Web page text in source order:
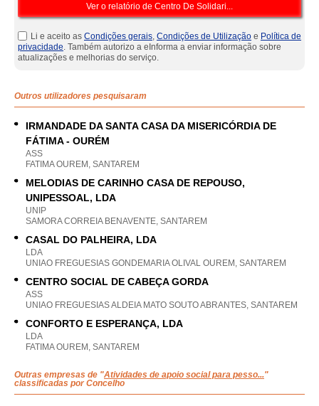
Li e aceito as Condições gerais, Condições de Utilização e Política de
privacidade. Também autorizo a eInforma a enviar informação sobre
atualizações e melhorias do serviço.
Outros utilizadores pesquisaram
IRMANDADE DA SANTA CASA DA MISERICÓRDIA DE
FÁTIMA - OURÉM
ASS
FATIMA OUREM, SANTAREM
MELODIAS DE CARINHO CASA DE REPOUSO,
UNIPESSOAL, LDA
UNIP
SAMORA CORREIA BENAVENTE, SANTAREM
CASAL DO PALHEIRA, LDA
LDA
UNIAO FREGUESIAS GONDEMARIA OLIVAL OUREM, SANTAREM
CENTRO SOCIAL DE CABEÇA GORDA
ASS
UNIAO FREGUESIAS ALDEIA MATO SOUTO ABRANTES, SANTAREM
CONFORTO E ESPERANÇA, LDA
LDA
FATIMA OUREM, SANTAREM
Outras empresas de "Atividades de apoio social para pesso..."
classificadas por Concelho